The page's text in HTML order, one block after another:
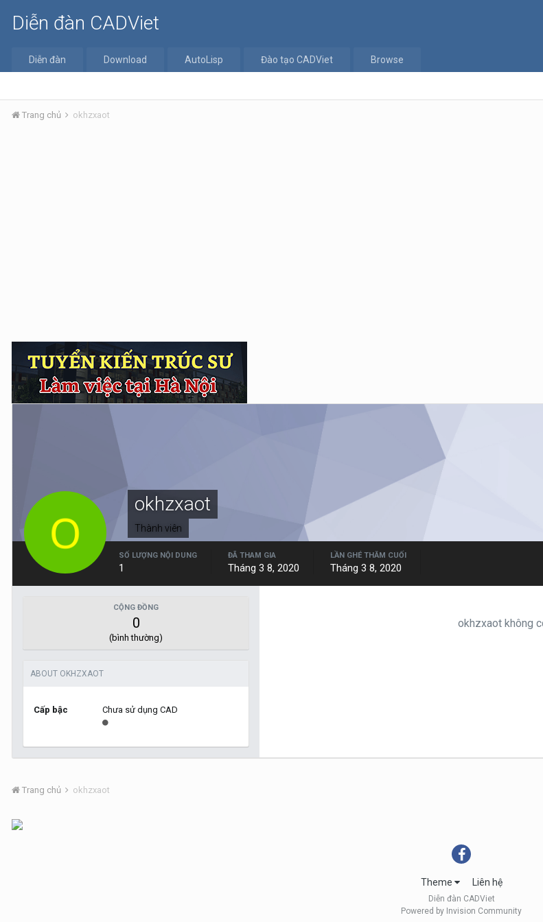
Diễn đàn CADViet
Diễn đàn Download AutoLisp Đào tạo CADViet Browse
Trang chủ okhzxaot
okhzxaot
Thành viên
SỐ LƯỢNG NỘI DUNG
1
ĐÃ THAM GIA
Tháng 3 8, 2020
LẦN GHÉ THĂM CUỐI
Tháng 3 8, 2020
CỘNG ĐỒNG
0
(bình thường)
ABOUT OKHZXAOT
Cấp bậc Chưa sử dụng CAD
okhzxaot không
Trang chủ okhzxaot
Theme Liên hệ
Diễn đàn CADViet
Powered by Invision Community